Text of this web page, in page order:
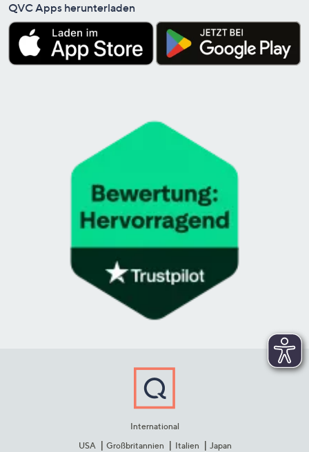
QVC Apps herunterladen
International
USA
Großbritannien Italien Japan